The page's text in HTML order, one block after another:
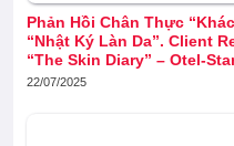
Phản Hồi Chân Thực
“Nhật Ký Làn Da”. Client
“The Skin Diary” – Otel-
22/07/2025